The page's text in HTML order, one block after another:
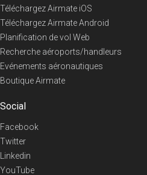
Téléchargez Airmate iOS
Téléchargez Airmate Android
Planification de vol Web
Recherche aéroports/handleurs
Evénements aéronautiques
Boutique Airmate
Social
Facebook
Twitter
Linkedin
YouTube